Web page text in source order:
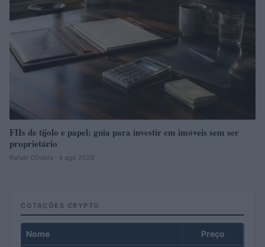
FIIs de tijolo e papel: guia para investir em imóveis sem ser
proprietário
Rafael Oliveira · 4 ago 2026
COTAÇÕES CRYPTO
Nome Preço